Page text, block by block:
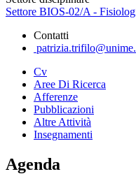
Settore BIOS-02/A -
Contatti
Cv
Aree Di Ricerca
Afferenze
Pubblicazioni
Altre Attività
Insegnamenti
Agenda